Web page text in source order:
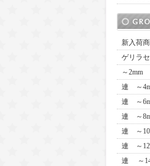
新入荷
ゲリラ
～2mm
連 ～
連 ～
連 ～
連 ～
連 ～
連 ～